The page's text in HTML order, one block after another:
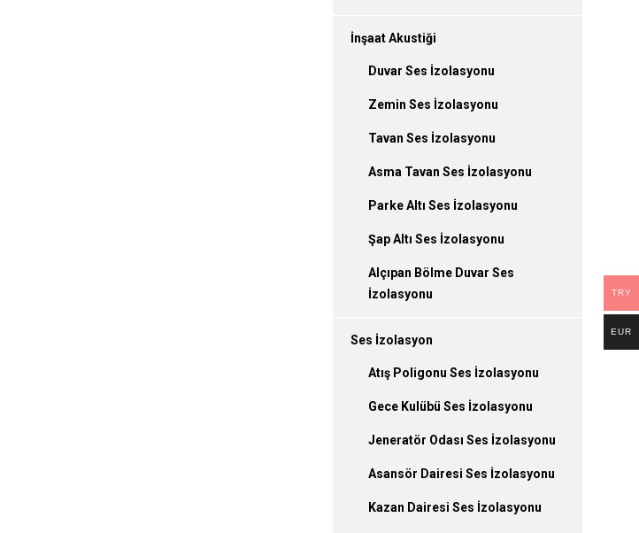
İnşaat Akustiği
Duvar Ses İzolasyonu
Zemin Ses İzolasyonu
Tavan Ses İzolasyonu
Asma Tavan Ses İzolasyonu
Parke Altı Ses İzolasyonu
Şap Altı Ses İzolasyonu
Alçıpan Bölme Duvar Ses
İzolasyonu
Ses İzolasyon
Atış Poligonu Ses İzolasyonu
Gece Kulübü Ses İzolasyonu
Jeneratör Odası Ses İzolasyonu
Asansör Dairesi Ses İzolasyonu
Kazan Dairesi Ses İzolasyonu
TRY
EUR